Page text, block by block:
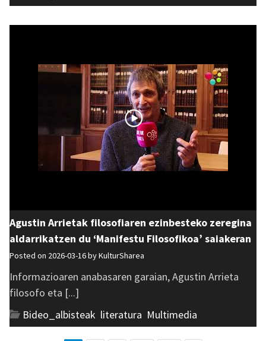
Agustin Arrietak filosofiaren ezinbesteko zeregina
aldarrikatzen du ‘Manifestu Filosofikoa’ saiakeran
Posted on 2026-03-16 byKulturSharea
Informazioaren anabasaren garaian, Agustin Arrieta
filosofo eta [...]
Bideo_albisteak literatura Multimedia